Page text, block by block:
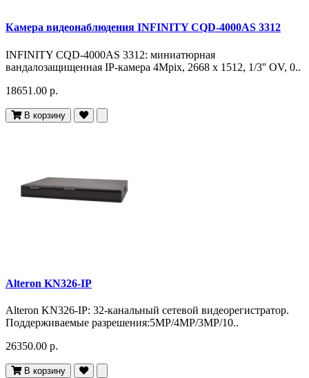
Камера видеонаблюдения INFINITY CQD-4000AS 3312
INFINITY CQD-4000AS 3312: миниатюрная
вандалозащищенная IP-камера 4Mpix, 2668 х 1512, 1/3'' OV, 0..
18651.00 р.
В корзину
Alteron KN326-IP
Alteron KN326-IP: 32-канальный сетевой видеорегистратор.
Поддерживаемые разрешения:5MP/4MP/3MP/10..
26350.00 р.
В корзину